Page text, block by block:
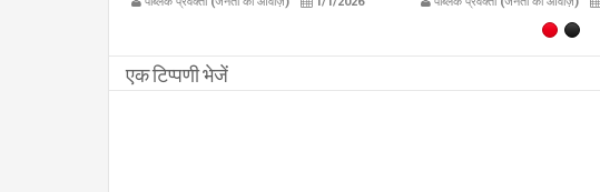
एक टिप्पणी भेजें